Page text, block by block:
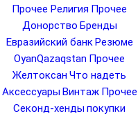
Прочее Религия Прочее
Донорство Бренды
Евразийский банк Резюме
OyanQazaqstan Прочее
Желтоксан Что надеть
Аксессуары Винтаж Прочее
Секонд-хенды покупки